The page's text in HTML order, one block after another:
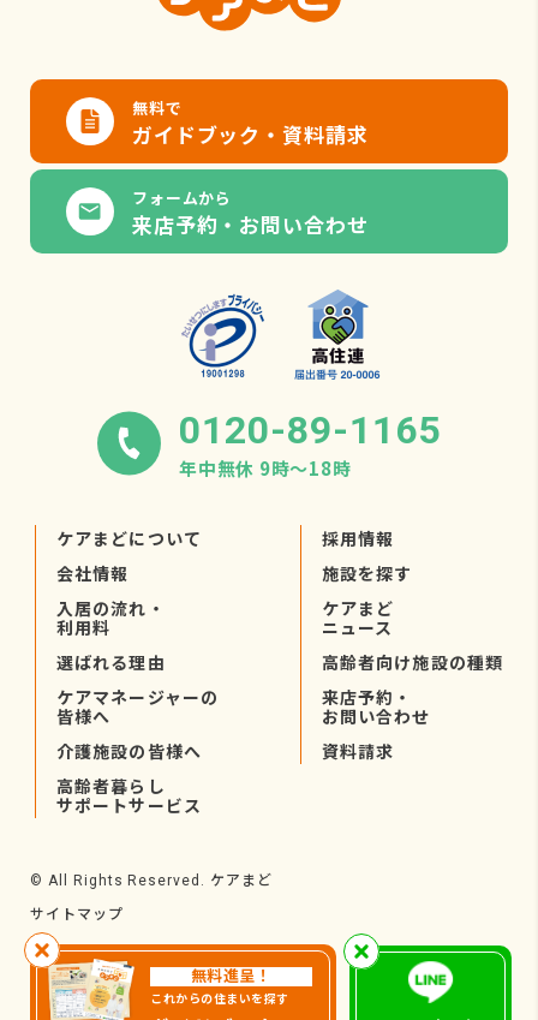
無料進呈！
これからの住まいを探す
無料で
ガイドブック・資料請求
フォームから
来店予約・お問い合わせ
0120-89-1165
年中無休 9時〜18時
ケアまどについて
会社情報
入居の流れ・
利用料
選ばれる理由
ケアマネージャーの
皆様へ
介護施設の皆様へ
高齢者暮らし
サポートサービス
採用情報
施設を探す
ケアまど
ニュース
高齢者向け施設の種類
来店予約・
お問い合わせ
資料請求
© All Rights Reserved. ケアまど
サイトマップ